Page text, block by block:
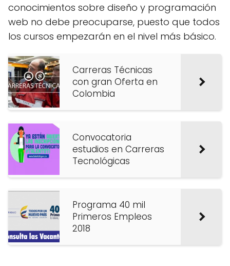
conocimientos sobre diseño y programación
web no debe preocuparse, puesto que todos
los cursos empezarán en el nivel más básico.
Carreras Técnicas
con gran Oferta en
Colombia
Convocatoria
estudios en Carreras
Tecnológicas
Programa 40 mil
Primeros Empleos
2018